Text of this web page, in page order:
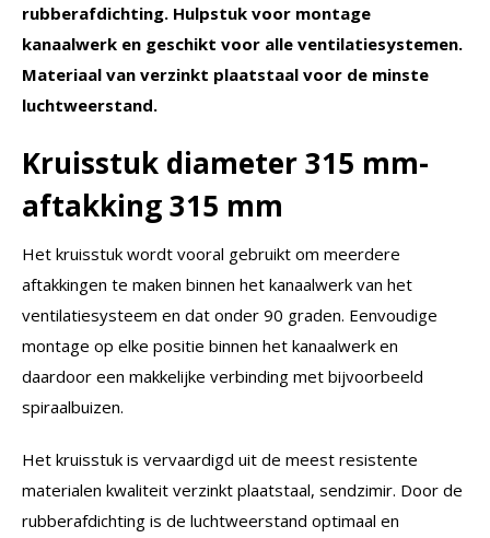
rubberafdichting. Hulpstuk voor montage
kanaalwerk en geschikt voor alle ventilatiesystemen.
Materiaal van verzinkt plaatstaal voor de minste
luchtweerstand.
Kruisstuk diameter 315 mm-
aftakking 315 mm
Het kruisstuk wordt vooral gebruikt om meerdere
aftakkingen te maken binnen het kanaalwerk van het
ventilatiesysteem en dat onder 90 graden. Eenvoudige
montage op elke positie binnen het kanaalwerk en
daardoor een makkelijke verbinding met bijvoorbeeld
spiraalbuizen.
Het kruisstuk is vervaardigd uit de meest resistente
materialen kwaliteit verzinkt plaatstaal, sendzimir. Door de
rubberafdichting is de luchtweerstand optimaal en